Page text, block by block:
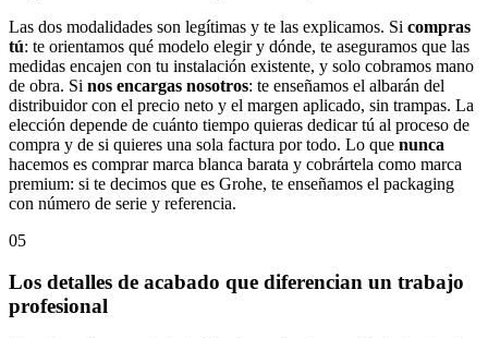
Las dos modalidades son legítimas y te las explicamos. Si compras
tú: te orientamos qué modelo elegir y dónde, te aseguramos que las
medidas encajen con tu instalación existente, y solo cobramos mano
de obra. Si nos encargas nosotros: te enseñamos el albarán del
distribuidor con el precio neto y el margen aplicado, sin trampas. La
elección depende de cuánto tiempo quieras dedicar tú al proceso de
compra y de si quieres una sola factura por todo. Lo que nunca
hacemos es comprar marca blanca barata y cobrártela como marca
premium: si te decimos que es Grohe, te enseñamos el packaging
con número de serie y referencia.
05
Los detalles de acabado que diferencian un trabajo
profesional